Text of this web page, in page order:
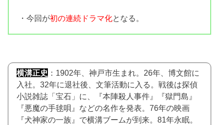
・今回が初の連続ドラマ化となる。
横溝正史 ：1902年、神戸市生まれ。26年、博文館に
入社。32年に退社後、文筆活動に入る。戦後は探偵
小説雑誌「宝石」に、『本陣殺人事件』『獄門島』
『悪魔の手毬唄』などの名作を発表。76年の映画
『犬神家の一族』で横溝ブームが到来。81年永眠。